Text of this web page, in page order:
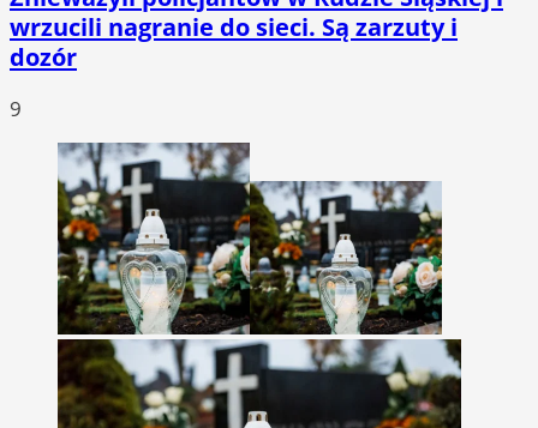
wrzucili nagranie do sieci. Są zarzuty i
dozór
9